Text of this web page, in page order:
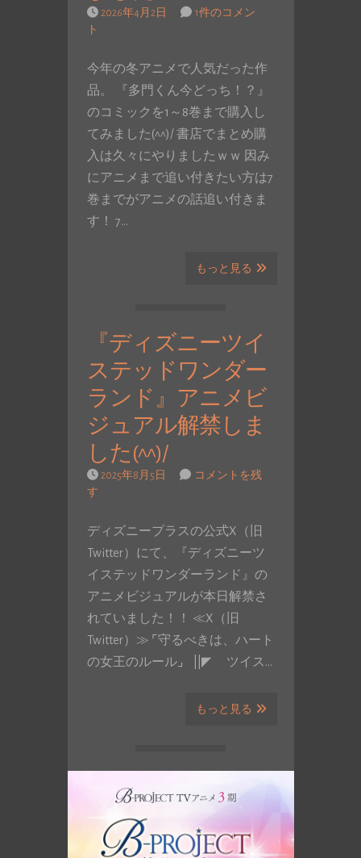
2026年4月2日
1件のコメン
ト
今年の冬アニメで人気だった作
品。 『多門くん今どっち！？』
のコミックを1～8巻まで購入し
てみました(^^)/ 書店でまとめ購
入は久々にやりましたｗｗ 因み
にアニメまで追い付きたい方は7
巻までがアニメの話追い付きま
す！ 7…
もっと見る
『ディズニーツイ
ステッドワンダー
ランド』アニメビ
ジュアル解禁しま
した(^^)/
2025年8月5日
コメントを残
す
ディズニープラスの公式X（旧
Twitter）にて、『ディズニーツ
イステッドワンダーランド』の
アニメビジュアルが本日解禁さ
れていました！！ ≪X（旧
Twitter）≫ ⌜守るべきは、ハート
の女王のルール⌟⠀||◤ ツイス…
もっと見る